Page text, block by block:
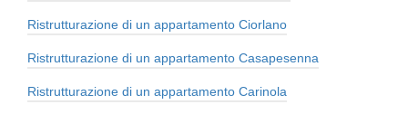
Ristrutturazione di un appartamento Ciorlano
Ristrutturazione di un appartamento Casapesenna
Ristrutturazione di un appartamento Carinola